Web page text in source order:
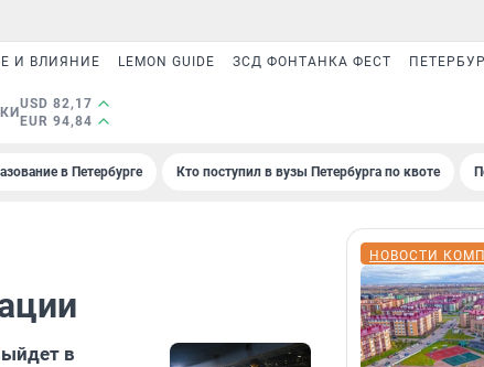
И ВЛИЯНИЕ LEMON GUIDE ЗСД ФОНТАНКА ФЕСТ
USD 82,17
EUR 94,84
в Петербурге Кто поступил в вузы Петербурга по квоте
в
НОВОСТИ